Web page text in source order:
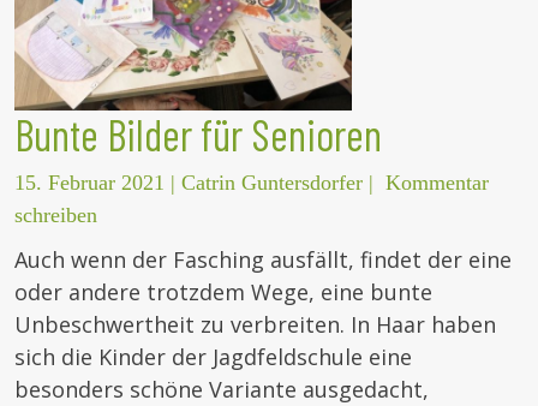
Bunte Bilder für Senioren
15. Februar 2021 | Catrin Guntersdorfer | Kommentar
schreiben
Auch wenn der Fasching ausfällt, findet der eine
oder andere trotzdem Wege, eine bunte
Unbeschwertheit zu verbreiten. In Haar haben
sich die Kinder der Jagdfeldschule eine
besonders schöne Variante ausgedacht,